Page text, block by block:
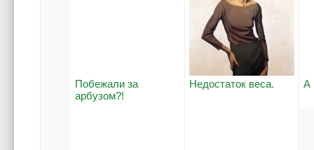
Побежали за
арбузом?!
Недостаток веса. А